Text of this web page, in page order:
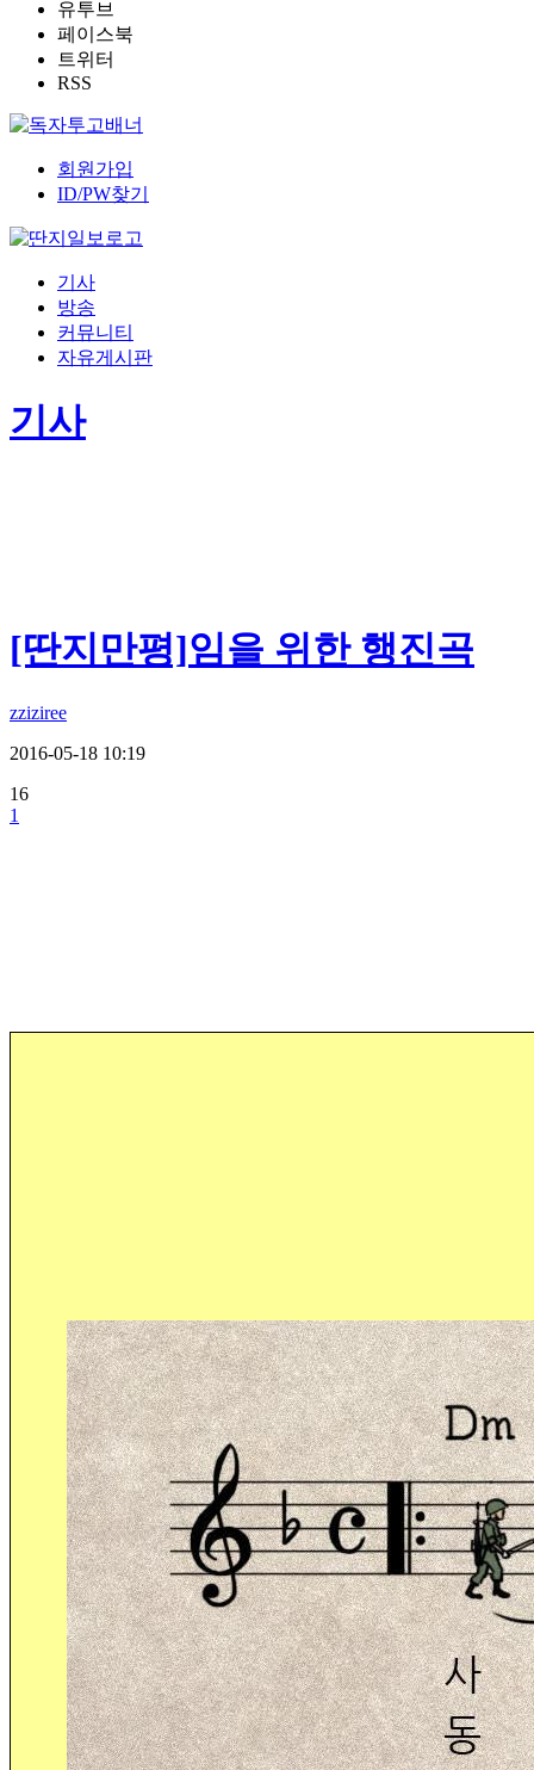
유투브
페이스북
트위터
RSS
회원가입
ID/PW찾기
기사
방송
커뮤니티
자유게시판
기사
[딴지만평]임을 위한 행진곡
zziziree
2016-05-18 10:19
16
1